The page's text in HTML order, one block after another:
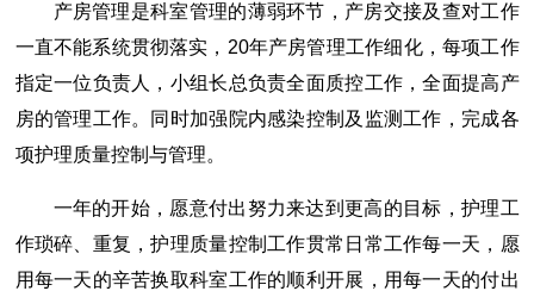
产房管理是科室管理的薄弱环节，产房交接及查对工作
一直不能系统贯彻落实，20年产房管理工作细化，每项工作
指定一位负责人，小组长总负责全面质控工作，全面提高产
房的管理工作。同时加强院内感染控制及监测工作，完成各
项护理质量控制与管理。
一年的开始，愿意付出努力来达到更高的目标，护理工
作琐碎、重复，护理质量控制工作贯常日常工作每一天，愿
用每一天的辛苦换取科室工作的顺利开展，用每一天的付出